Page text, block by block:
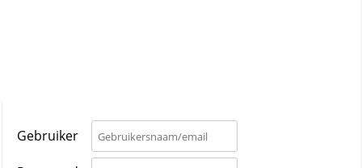
Gebruiker